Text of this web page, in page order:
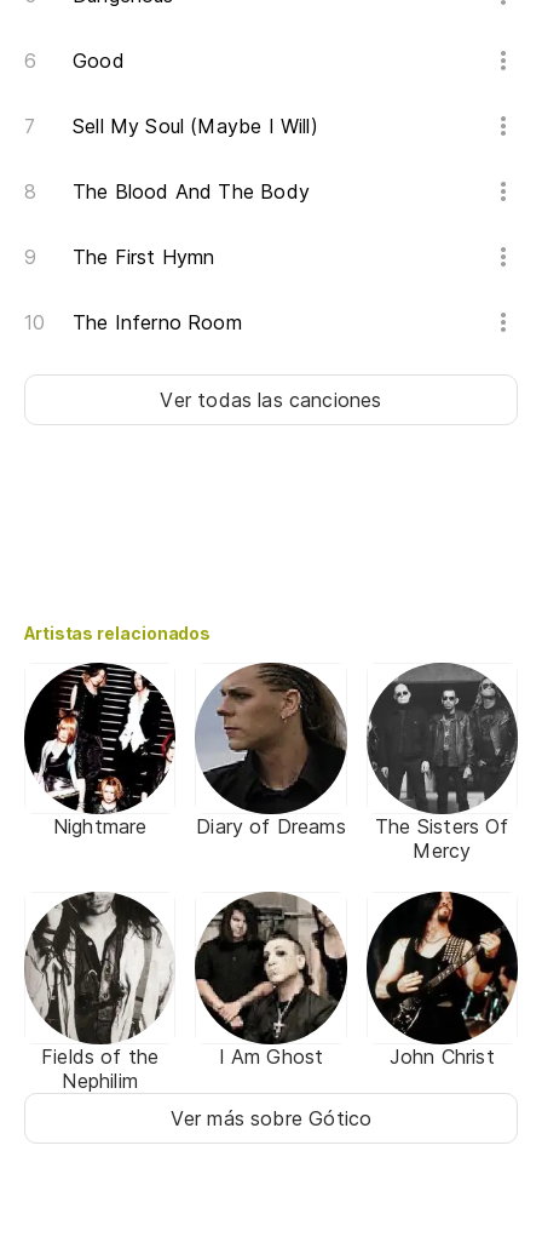
Good
Sell My Soul (Maybe I Will)
The Blood And The Body
The First Hymn
The Inferno Room
Ver todas las canciones
Artistas relacionados
Nightmare Diary of Dreams
The Sisters Of
Mercy
Fields of the
Nephilim
I Am Ghost John Christ
Ver más sobre Gótico